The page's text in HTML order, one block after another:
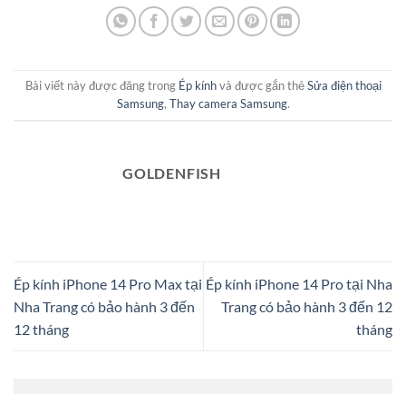
Bài viết này được đăng trong Ép kínhvà được gắn thẻSửa điện thoại
Samsung, Thay camera Samsung.
GOLDENFISH
Ép kính iPhone 14 Pro Max tại
Nha Trang có bảo hành 3 đến
12 tháng
Ép kính iPhone 14 Pro tại Nha
Trang có bảo hành 3 đến 12
tháng